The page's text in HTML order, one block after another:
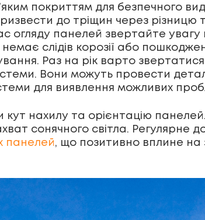
покриттям для безпечного
до тріщин через різницю
огляду панелей звертайте
немає слідів корозії або
Раз на рік варто
Вони можуть провести
для виявлення можливих
кут нахилу та орієнтацію
сонячного світла.
панелей, що позитивно вплине на